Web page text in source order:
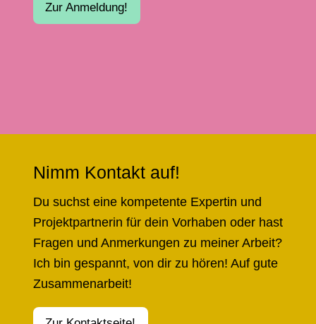
Zur Anmeldung!
Nimm Kontakt auf!
Du suchst eine kompetente Expertin und
Projektpartnerin für dein Vorhaben oder hast
Fragen und Anmerkungen zu meiner Arbeit?
Ich bin gespannt, von dir zu hören! Auf gute
Zusammenarbeit!